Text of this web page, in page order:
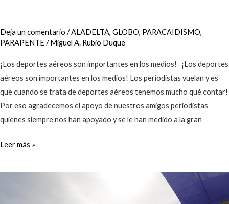
Deja un comentario /ALADELTA, GLOBO, PARACAIDISMO,
PARAPENTE/Miguel A. Rubio Duque
¡Los deportes aéreos son importantes en los medios! ¡Los deportes
aéreos son importantes en los medios! Los periodistas vuelan y es
que cuando se trata de deportes aéreos tenemos mucho qué contar!
Por eso agradecemos el apoyo de nuestros amigos periodistas
quienes siempre nos han apoyado y se le han medido a la gran
en
medios!
Leer más »